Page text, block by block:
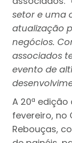
setor e uma
atualização
negócios.
associados
evento de
A 20ª edição
fevereiro, no
Rebouças,